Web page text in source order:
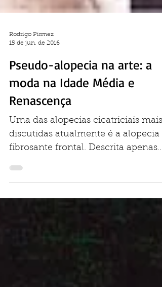
Rodrigo Pirmez
Pseudo-alopecia na arte: a
moda na Idade Média e
Renascença
Uma das alopecias cicatriciais mais
discutidas atualmente é a alopecia
fibrosante frontal. Descrita apenas